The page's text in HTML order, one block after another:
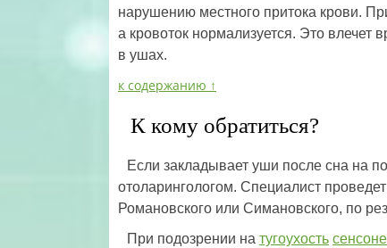
нарушению местного притока крови.
а кровоток нормализуется. Это
в ушах.
к содержанию ↑
К кому обратиться?
Если закладывает уши после сна на
отоларингологом. Специалист
Романовского или Симановского, по
При подозрении на тугоухость